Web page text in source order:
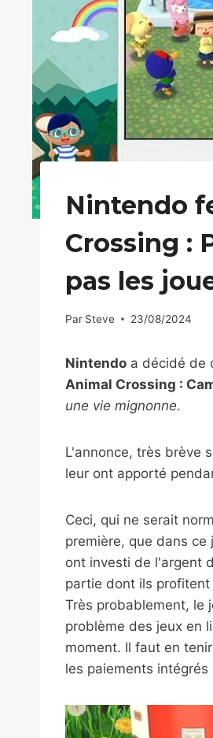
Nintendo
Crossing :
pas les
Par Steve 23/08/2024
Nintendo a décidé de
Animal Crossing :
une vie mignonne.
L'annonce, très brève
leur ont apporté
Ceci, qui ne serait
première, que dans
ont investi de l'argent
partie dont ils
Très probablement, le
problème des jeux en
moment. Il faut en tenir
les paiements intégrés